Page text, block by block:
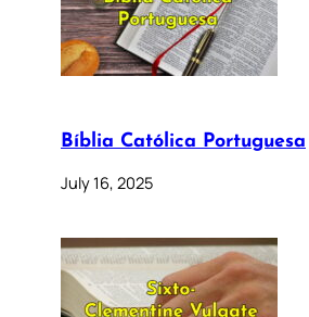
Bíblia Católica Portuguesa
July 16, 2025